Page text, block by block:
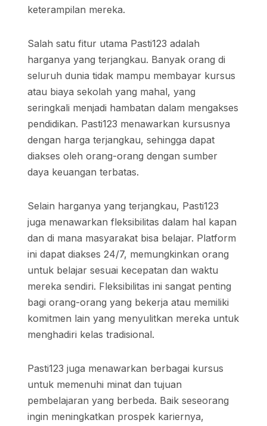
keterampilan mereka.
Salah satu fitur utama Pasti123 adalah
harganya yang terjangkau. Banyak orang di
seluruh dunia tidak mampu membayar kursus
atau biaya sekolah yang mahal, yang
seringkali menjadi hambatan dalam mengakses
pendidikan. Pasti123 menawarkan kursusnya
dengan harga terjangkau, sehingga dapat
diakses oleh orang-orang dengan sumber
daya keuangan terbatas.
Selain harganya yang terjangkau, Pasti123
juga menawarkan fleksibilitas dalam hal kapan
dan di mana masyarakat bisa belajar. Platform
ini dapat diakses 24/7, memungkinkan orang
untuk belajar sesuai kecepatan dan waktu
mereka sendiri. Fleksibilitas ini sangat penting
bagi orang-orang yang bekerja atau memiliki
komitmen lain yang menyulitkan mereka untuk
menghadiri kelas tradisional.
Pasti123 juga menawarkan berbagai kursus
untuk memenuhi minat dan tujuan
pembelajaran yang berbeda. Baik seseorang
ingin meningkatkan prospek kariernya,